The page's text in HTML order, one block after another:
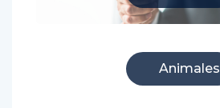
Animales